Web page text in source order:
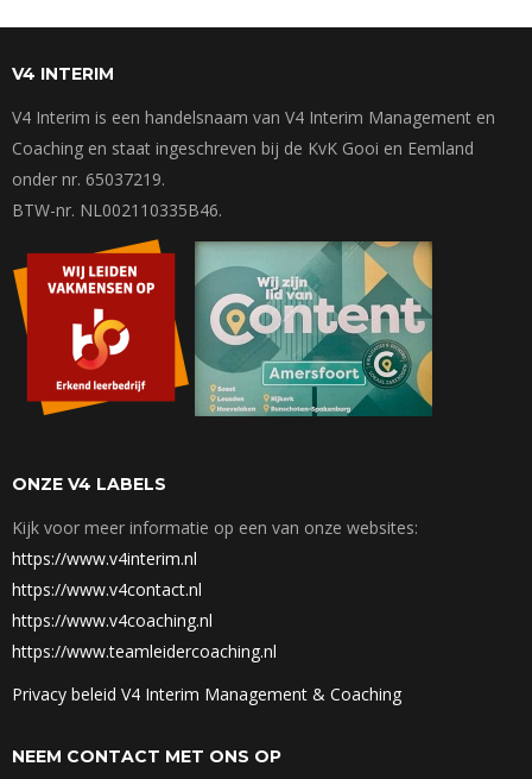
V4 INTERIM
V4 Interim is een handelsnaam van V4 Interim Management en
Coaching en staat ingeschreven bij de KvK Gooi en Eemland
onder nr. 65037219.
BTW-nr. NL002110335B46.
ONZE V4 LABELS
Kijk voor meer informatie op een van onze websites:
https://www.v4interim.nl
https://www.v4contact.nl
https://www.v4coaching.nl
https://www.teamleidercoaching.nl
Privacy beleid V4 Interim Management & Coaching
NEEM CONTACT MET ONS OP